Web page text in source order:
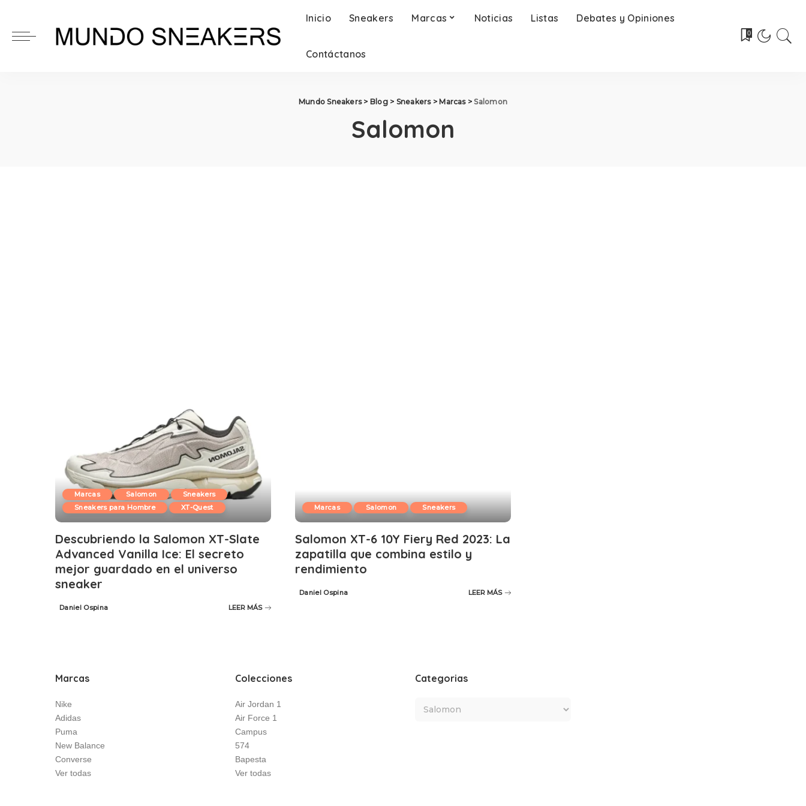
Inicio Sneakers Marcas Noticias Listas Debates y Opiniones
Contáctanos
0
Mundo Sneakers> Blog> Sneakers> Marcas>Salomon
Salomon
Marcas Salomon
Sneakers
Sneakers para Hombre
XT-Quest
Descubriendo la Salomon XT-Slate
Advanced Vanilla Ice: El secreto
mejor guardado en el universo
sneaker
Posted
Daniel Ospina LEER MÁS
Marcas Salomon Sneakers
Salomon XT-6 10Y Fiery Red 2023: La
zapatilla que combina estilo y
rendimiento
Posted
Daniel Ospina LEER MÁS
Marcas
Nike
Adidas
Puma
New Balance
Converse
Ver todas
Colecciones
Air Jordan 1
Air Force 1
Campus
574
Bapesta
Ver todas
Categorias